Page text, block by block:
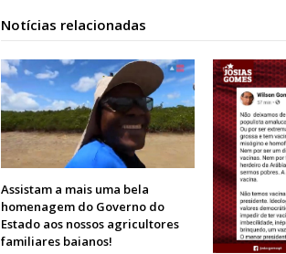
Notícias relacionadas
Assistam a mais uma bela
homenagem do Governo do
Estado aos nossos agricultores
familiares baianos!